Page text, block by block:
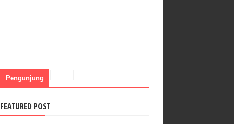
Pengunjung
FEATURED POST